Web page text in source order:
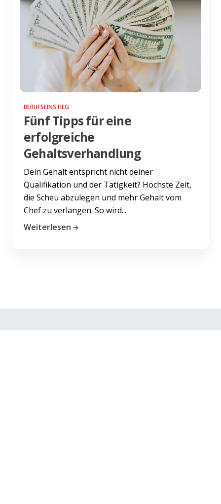
BERUFSEINSTIEG
Fünf Tipps für eine
erfolgreiche
Gehaltsverhandlung
Dein Gehalt entspricht nicht deiner
Qualifikation und der Tätigkeit? Höchste Zeit,
die Scheu abzulegen und mehr Gehalt vom
Chef zu verlangen. So wird...
Weiterlesen